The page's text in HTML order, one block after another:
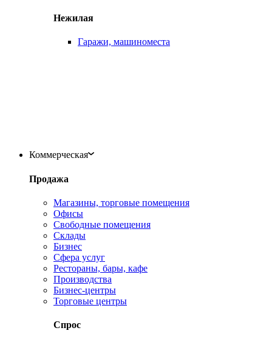
Нежилая
Гаражи, машиноместа
Коммерческая
Продажа
Магазины, торговые помещения
Офисы
Свободные помещения
Склады
Бизнес
Сфера услуг
Рестораны, бары, кафе
Производства
Бизнес-центры
Торговые центры
Спрос